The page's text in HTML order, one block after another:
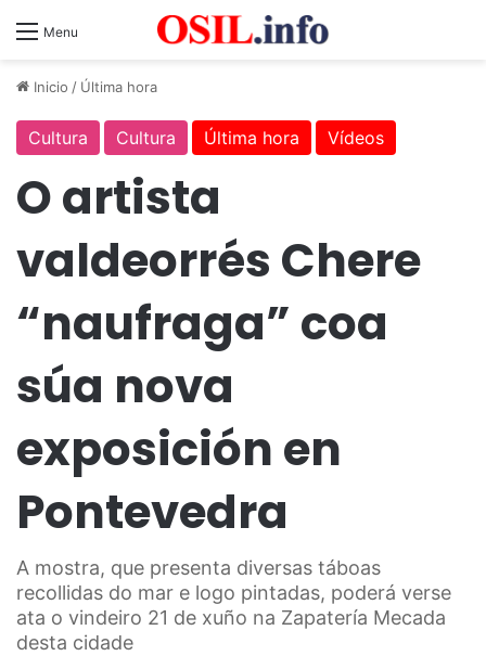
Menu
Inicio / Última hora
Cultura Cultura Última hora Vídeos
O artista
valdeorrés Chere
“naufraga” coa
súa nova
exposición en
Pontevedra
A mostra, que presenta diversas táboas
recollidas do mar e logo pintadas, poderá verse
ata o vindeiro 21 de xuño na Zapatería Mecada
desta cidade